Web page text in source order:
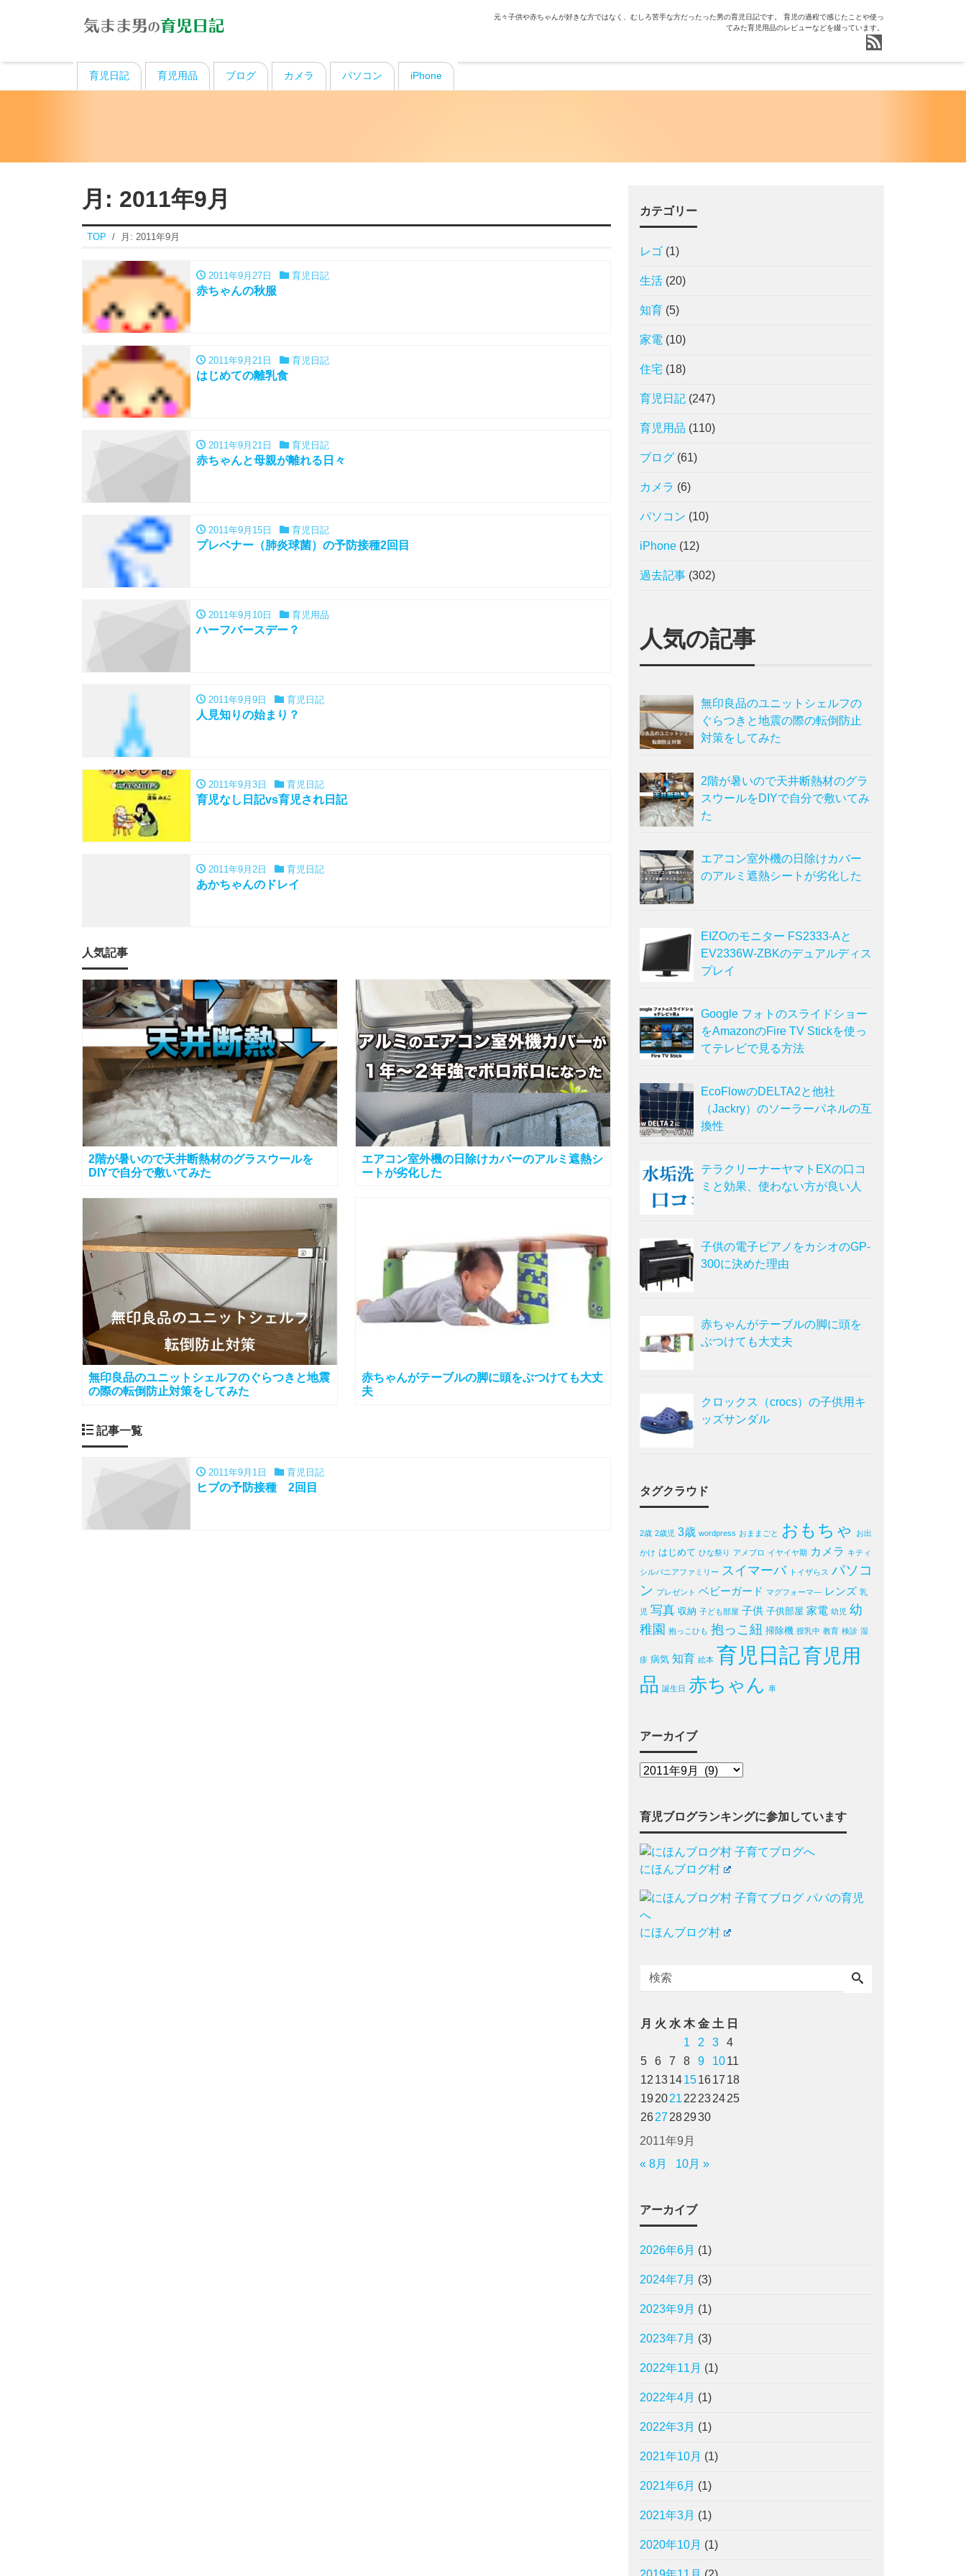
元々子供や赤ちゃんが好きな方ではなく、むしろ苦手な方だったった男の育児日記です。 育児の過程で感じたことや使っ
てみた育児用品のレビューなどを綴っています。
育児日記 育児用品 ブログ カメラ パソコン iPhone
月: 2011年9月
TOP 月: 2011年9月
2011年9月27日 育児日記
赤ちゃんの秋服
2011年9月21日 育児日記
はじめての離乳食
2011年9月21日 育児日記
赤ちゃんと母親が離れる日々
2011年9月15日 育児日記
プレベナー（肺炎球菌）の予防接種2回目
2011年9月10日 育児用品
ハーフバースデー？
2011年9月9日 育児日記
人見知りの始まり？
2011年9月3日 育児日記
育児なし日記vs育児され日記
2011年9月2日 育児日記
あかちゃんのドレイ
人気記事
2階が暑いので天井断熱材のグラスウールを
DIYで自分で敷いてみた
エアコン室外機の日除けカバーのアルミ遮熱シ
ートが劣化した
無印良品のユニットシェルフのぐらつきと地震
の際の転倒防止対策をしてみた
赤ちゃんがテーブルの脚に頭をぶつけても大丈
夫
記事一覧
2011年9月1日 育児日記
ヒブの予防接種 2回目
カテゴリー
レゴ (1)
生活 (20)
知育 (5)
家電 (10)
住宅 (18)
育児日記 (247)
育児用品 (110)
ブログ (61)
カメラ (6)
パソコン (10)
iPhone (12)
過去記事 (302)
人気の記事
無印良品のユニットシェルフの
ぐらつきと地震の際の転倒防止
対策をしてみた
2階が暑いので天井断熱材のグラ
スウールをDIYで自分で敷いてみ
た
エアコン室外機の日除けカバー
のアルミ遮熱シートが劣化した
EIZOのモニター FS2333-Aと
EV2336W-ZBKのデュアルディス
プレイ
Google フォトのスライドショー
をAmazonのFire TV Stickを使っ
てテレビで見る方法
EcoFlowのDELTA2と他社
（Jackry）のソーラーパネルの互
換性
テラクリーナーヤマトEXの口コ
ミと効果、使わない方が良い人
子供の電子ピアノをカシオのGP-
300に決めた理由
赤ちゃんがテーブルの脚に頭を
ぶつけても大丈夫
クロックス（crocs）の子供用キ
ッズサンダル
タグクラウド
2歳 2歳児 3歳 wordpress おままごと おもちゃ お出
かけ はじめて ひな祭り アメブロ イヤイヤ期 カメラ キティ
シルバニアファミリー スイマーバ トイザらス パソコ
ン プレゼント ベビーガード マグフォーマ― レンズ 乳
児 写真 収納 子ども部屋 子供 子供部屋 家電 幼児 幼
稚園 抱っこひも 抱っこ紐 掃除機 授乳中 教育 検診 湿
疹 病気 知育 絵本 育児日記育児用
品 誕生日 赤ちゃん 車
アーカイブ
育児ブログランキングに参加しています
にほんブログ村
にほんブログ村
2011年9月
月 火 水 木 金 土 日
1
2 3
4
5
6 7 8 9 1011
12 1314151617 18
192021 22 232425
2627 282930
« 8月 10月 »
アーカイブ
2026年6月 (1)
2024年7月 (3)
2023年9月 (1)
2023年7月 (3)
2022年11月 (1)
2022年4月 (1)
2022年3月 (1)
2021年10月 (1)
2021年6月 (1)
2021年3月 (1)
2020年10月 (1)